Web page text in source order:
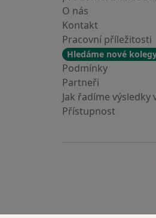
O nás
Kontakt
Pracovní příležitosti
Hledáme nové
Podmínky
Partneři
Jak řadíme výsledky
Přístupnost